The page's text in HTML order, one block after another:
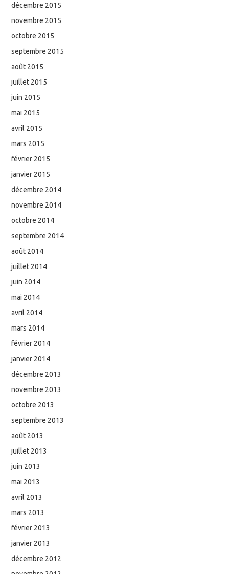
décembre 2015
novembre 2015
octobre 2015
septembre 2015
août 2015
juillet 2015
juin 2015
mai 2015
avril 2015
mars 2015
février 2015
janvier 2015
décembre 2014
novembre 2014
octobre 2014
septembre 2014
août 2014
juillet 2014
juin 2014
mai 2014
avril 2014
mars 2014
février 2014
janvier 2014
décembre 2013
novembre 2013
octobre 2013
septembre 2013
août 2013
juillet 2013
juin 2013
mai 2013
avril 2013
mars 2013
février 2013
janvier 2013
décembre 2012